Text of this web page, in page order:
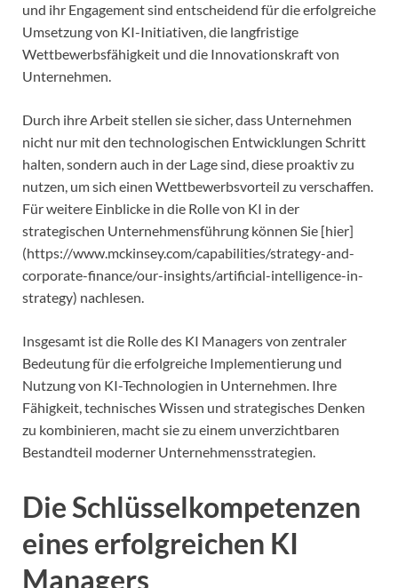
und ihr Engagement sind entscheidend für die erfolgreiche
Umsetzung von KI-Initiativen, die langfristige
Wettbewerbsfähigkeit und die Innovationskraft von
Unternehmen.
Durch ihre Arbeit stellen sie sicher, dass Unternehmen
nicht nur mit den technologischen Entwicklungen Schritt
halten, sondern auch in der Lage sind, diese proaktiv zu
nutzen, um sich einen Wettbewerbsvorteil zu verschaffen.
Für weitere Einblicke in die Rolle von KI in der
strategischen Unternehmensführung können Sie [hier]
(https://www.mckinsey.com/capabilities/strategy-and-
corporate-finance/our-insights/artificial-intelligence-in-
strategy) nachlesen.
Insgesamt ist die Rolle des KI Managers von zentraler
Bedeutung für die erfolgreiche Implementierung und
Nutzung von KI-Technologien in Unternehmen. Ihre
Fähigkeit, technisches Wissen und strategisches Denken
zu kombinieren, macht sie zu einem unverzichtbaren
Bestandteil moderner Unternehmensstrategien.
Die Schlüsselkompetenzen
eines erfolgreichen KI
Managers